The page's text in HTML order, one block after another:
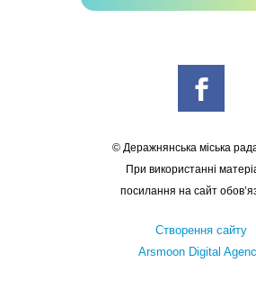
© Деражнянська міська
При використанні
посилання на сайт
Створення сайту
Arsmoon Digital